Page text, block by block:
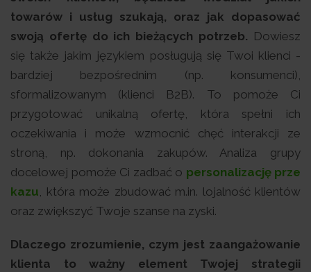
towarów i usług szukają, oraz jak dopasować
swoją ofertę do ich bieżących potrzeb. Dowiesz
się także jakim językiem posługują się Twoi klienci -
bardziej bezpośrednim (np. konsumenci),
sformalizowanym (klienci B2B). To pomoże Ci
przygotować unikalną ofertę, która spełni ich
oczekiwania i może wzmocnić chęć interakcji ze
stroną, np. dokonania zakupów. Analiza grupy
docelowej pomoże Ci zadbać o personalizację prze
kazu , która może zbudować m.in. lojalność klientów
oraz zwiększyć Twoje szanse na zyski.
Dlaczego zrozumienie, czym jest zaangażowanie
klienta to ważny element Twojej strategii